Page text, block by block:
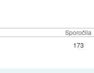
Sporočila
173